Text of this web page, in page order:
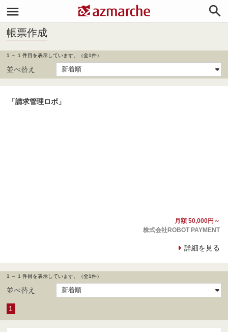


帳票作成
1 ～ 1 件目を表示しています。（全1件）
並べ替え
「請求管理ロボ」
月額 50,000円～
株式会社ROBOT PAYMENT
詳細を見る
1 ～ 1 件目を表示しています。（全1件）
並べ替え
1